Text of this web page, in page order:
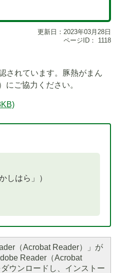
更新日：2023年03月28日
ページID：
1118
されています。豚熱がまん
ご協力ください。
しはら」）
（Acrobat Reader）」が
Reader（Acrobat
ウンロードし、インストー
1
枚